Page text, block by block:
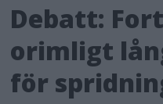
Debatt:
orimligt
för